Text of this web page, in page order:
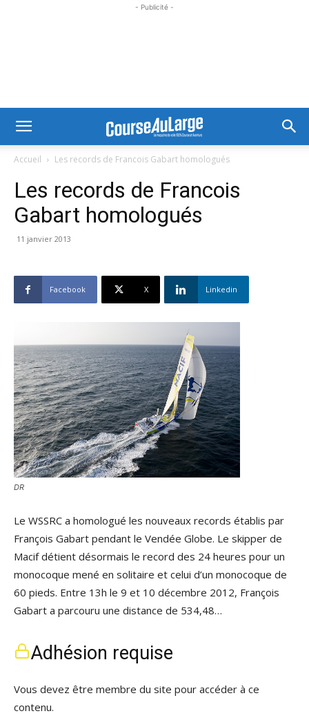
- Publicité -
Accueil Les records de Francois Gabart homologués
Les records de Francois
Gabart homologués
11 janvier 2013
Facebook X Linkedin
DR
Le WSSRC a homologué les nouveaux records établis par
François Gabart pendant le Vendée Globe. Le skipper de
Macif détient désormais le record des 24 heures pour un
monocoque mené en solitaire et celui d’un monocoque de
60 pieds. Entre 13h le 9 et 10 décembre 2012, François
Gabart a parcouru une distance de 534,48…
Adhésion requise
Vous devez être membre du site pour accéder à ce
contenu.